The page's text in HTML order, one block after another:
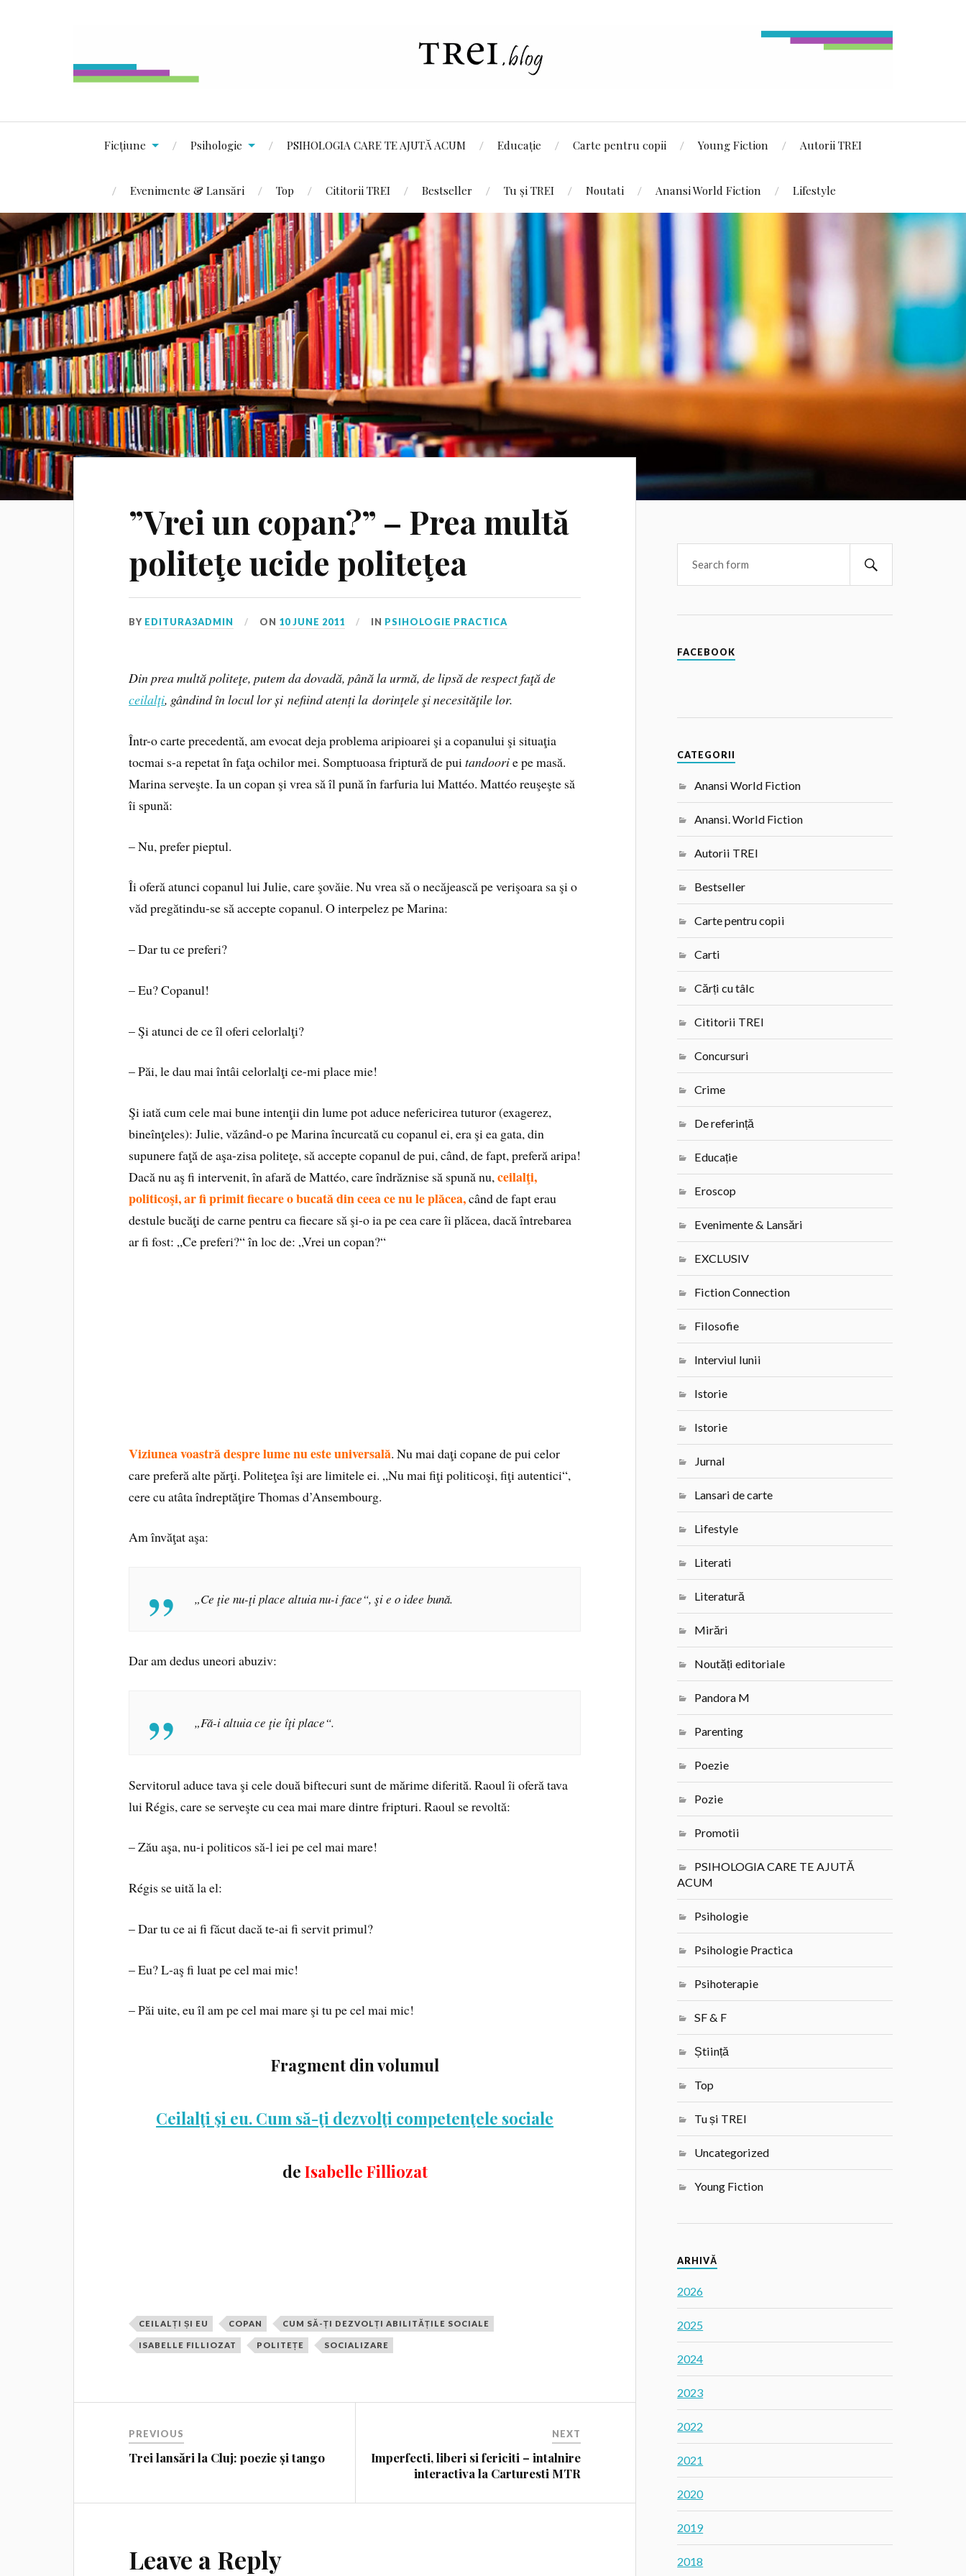
Ficțiune Psihologie PSIHOLOGIA CARE TE AJUTĂ ACUM Educație Carte pentru copii Young Fiction Autorii TREI
Evenimente & Lansări Top Cititorii TREI Bestseller Tu și TREI Noutati Anansi World Fiction Lifestyle
”Vrei un copan?” – Prea multă
politeţe ucide politeţea
BY EDITURA3ADMIN ON 10 JUNE 2011 IN PSIHOLOGIE PRACTICA
Din prea multă politeţe, putem da dovadă, până la urmă, de lipsă de respect faţă de
ceilalţi, gândind în locul lor și nefiind atenți la dorinţele şi necesităţile lor.
Într-o carte precedentă, am evocat deja problema aripioarei şi a copanului şi situaţia
tocmai s-a repetat în faţa ochilor mei. Somptuoasa friptură de puitandoorie pe masă.
Marina serveşte. Ia un copan şi vrea să îl pună în farfuria lui Mattéo. Mattéo reuşeşte să
îi spună:
– Nu, prefer pieptul.
Îi oferă atunci copanul lui Julie, care şovăie. Nu vrea să o necăjească pe verişoara sa şi o
văd pregătindu-se să accepte copanul. O interpelez pe Marina:
– Dar tu ce preferi?
– Eu? Copanul!
– Şi atunci de ce îl oferi celorlalţi?
– Păi, le dau mai întâi celorlalţi ce-mi place mie!
Şi iată cum cele mai bune intenţii din lume pot aduce nefericirea tuturor (exagerez,
bineînţeles): Julie, văzând-o pe Marina încurcată cu copanul ei, era şi ea gata, din
supunere faţă de aşa-zisa politeţe, să accepte copanul de pui, când, de fapt, preferă aripa!
Dacă nu aş fi intervenit, în afară de Mattéo, care îndrăznise să spună nu,ceilalţi,
politicoşi, ar fi primit fiecare o bucată din ceea ce nu le plăcea,când de fapt erau
destule bucăţi de carne pentru ca fiecare să şi-o ia pe cea care îi plăcea, dacă întrebarea
ar fi fost: „Ce preferi?“ în loc de: „Vrei un copan?“
Viziunea voastră despre lume nu este universală. Nu mai daţi copane de pui celor
care preferă alte părţi. Politeţea îşi are limitele ei. „Nu mai fiţi politicoşi, fiţi autentici“,
cere cu atâta îndreptăţire Thomas d’Ansembourg.
Am învăţat aşa:
„Ce ţie nu-ţi place altuia nu-i face“, şi e o idee bună.
Dar am dedus uneori abuziv:
„Fă-i altuia ce ţie îţi place“.
Servitorul aduce tava şi cele două biftecuri sunt de mărime diferită. Raoul îi oferă tava
lui Régis, care se serveşte cu cea mai mare dintre fripturi. Raoul se revoltă:
– Zău aşa, nu-i politicos să-l iei pe cel mai mare!
Régis se uită la el:
– Dar tu ce ai fi făcut dacă te-ai fi servit primul?
– Eu? L-aş fi luat pe cel mai mic!
– Păi uite, eu îl am pe cel mai mare şi tu pe cel mai mic!
Fragment din volumul
Ceilalţi şi eu. Cum să-ţi dezvolţi competenţele sociale
de Isabelle Filliozat
CEILALȚI ȘI EU COPAN CUM SĂ-ȚI DEZVOLȚI ABILITĂȚILE SOCIALE
ISABELLE FILLIOZAT POLITEȚE SOCIALIZARE
PREVIOUS
Trei lansări la Cluj: poezie și tango
NEXT
Imperfecti, liberi si fericiti – intalnire
interactiva la Carturesti MTR
Leave a Reply
FACEBOOK
CATEGORII
Anansi World Fiction
Anansi. World Fiction
Autorii TREI
Bestseller
Carte pentru copii
Carti
Cărți cu tâlc
Cititorii TREI
Concursuri
Crime
De referință
Educație
Eroscop
Evenimente & Lansări
EXCLUSIV
Fiction Connection
Filosofie
Interviul lunii
Istorie
Istorie
Jurnal
Lansari de carte
Lifestyle
Literati
Literatură
Mirări
Noutăți editoriale
Pandora M
Parenting
Poezie
Pozie
Promotii
PSIHOLOGIA CARE TE AJUTĂ
ACUM
Psihologie
Psihologie Practica
Psihoterapie
SF & F
Știință
Top
Tu și TREI
Uncategorized
Young Fiction
ARHIVĂ
2026
2025
2024
2023
2022
2021
2020
2019
2018